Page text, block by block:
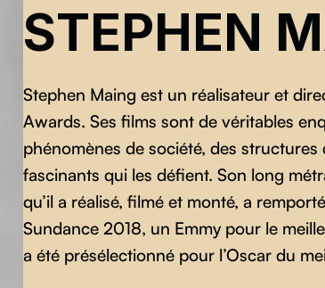
STEPHEN
Stephen Maing est un réalisateur et
Awards. Ses films sont de véritables
phénomènes de société, des
fascinants qui les défient. Son long
qu’il a réalisé, filmé et monté, a
Sundance 2018, un Emmy pour le
a été présélectionné pour l’Oscar du